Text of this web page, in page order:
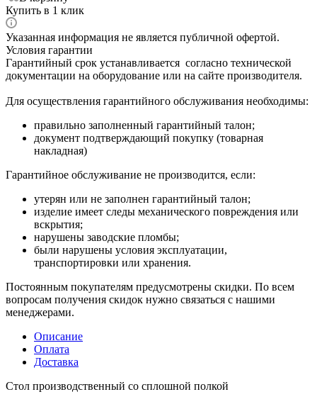
Купить в 1 клик
Указанная информация не является публичной офертой.
Условия гарантии
Гарантийный срок устанавливается согласно технической
документации на оборудование или на сайте производителя.
Для осуществления гарантийного обслуживания необходимы:
правильно заполненный гарантийный талон;
документ подтверждающий покупку (товарная
накладная)
Гарантийное обслуживание не производится, если:
утерян или не заполнен гарантийный талон;
изделие имеет следы механического повреждения или
вскрытия;
нарушены заводские пломбы;
были нарушены условия эксплуатации,
транспортировки или хранения.
Постоянным покупателям предусмотрены скидки. По всем
вопросам получения скидок нужно связаться с нашими
менеджерами.
Описание
Оплата
Доставка
Стол производственный со сплошной полкой